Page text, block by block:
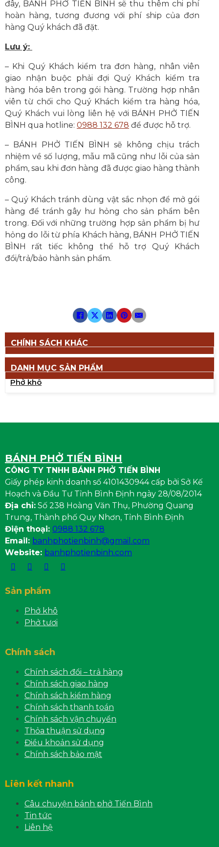
đây, BÁNH PHỞ TIẾN BÌNH sẽ thu thêm chi phí
hoàn hàng, tương đương với phí ship của đơn
hàng Quý khách đã đặt.
Lưu ý:
– Khi Quý Khách kiểm tra đơn hàng, nhân viên
giao nhận buộc phải đợi Quý Khách kiểm tra
hàng hóa bên trong gói hàng. Trường hợp nhân
viên từ chối cho Quý Khách kiểm tra hàng hóa,
Quý Khách vui lòng liên hệ với BÁNH PHỞ TIẾN
BÌNH qua hotline: 0988 132 678 để được hỗ trợ.
– BÁNH PHỞ TIẾN BÌNH sẽ không chịu trách
nhiệm về số lượng, mẫu mã cũng như lỗi của sản
phẩm, sau khi đơn hàng đã được giao hàng thành
công.
– Quý Khách tránh dùng vật sắc nhọn để mở gói
hàng để tránh gây hư hỏng cho sản phẩm bên
trong. Đối với những trường hợp sản phẩm bị hư
hỏng do lỗi từ phía Khách hàng, BÁNH PHỞ TIẾN
BÌNH rất tiếc không thể hỗ trợ Quý Khách
đổi/trả/bảo hành sản phẩm.
CHÍNH SÁCH KHÁC
DANH MỤC SẢN PHẨM
Phở khô
BÁNH PHỞ TIẾN BÌNH
CÔNG TY TNHH BÁNH PHỞ TIẾN BÌNH
Giấy phép kinh doanh số 4101430944 cấp bởi Sở Kế
Hoạch và Đầu Tư Tỉnh Bình Định ngày 28/08/2014
Địa chỉ: Số 238 Hoàng Văn Thụ, Phường Quang
Trung, Thành phố Quy Nhơn, Tỉnh Bình Định
Điện thoại: 0988 132 678
Email: banhphotienbinh@gmail.com
Website: banhphotienbinh.com
Sản phẩm
Phở khô
Phở tươi
Chính sách
Chính sách đổi – trả hàng
Chính sách giao hàng
Chính sách kiểm hàng
Chính sách thanh toán
Chính sách vận chuyển
Thỏa thuận sử dụng
Điều khoản sử dụng
Chính sách bảo mật
Liên kết nhanh
Câu chuyện bánh phở Tiến Bình
Tin tức
Liên hệ